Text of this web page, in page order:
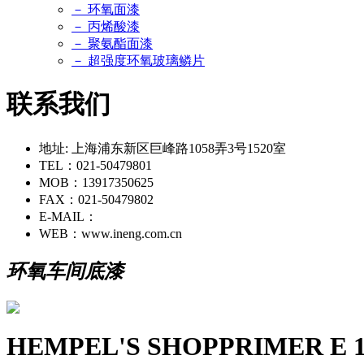
－ 环氧面漆
－ 丙烯酸漆
－ 聚氨酯面漆
－ 超强度环氧玻璃鳞片
联系我们
地址: 上海浦东新区巨峰路1058弄3号1520室
TEL：021-50479801
MOB：13917350625
FAX：021-50479802
E-MAIL：
WEB：www.ineng.com.cn
环氧车间底漆
HEMPEL'S SHOPPRIMER E